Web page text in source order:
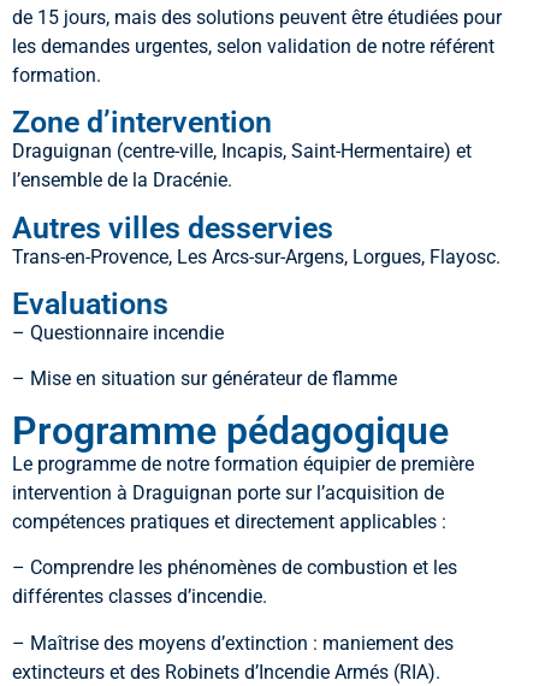
de 15 jours, mais des solutions peuvent être étudiées pour
les demandes urgentes, selon validation de notre référent
formation.
Zone d’intervention
Draguignan (centre-ville, Incapis, Saint-Hermentaire) et
l’ensemble de la Dracénie.
Autres villes desservies
Trans-en-Provence, Les Arcs-sur-Argens, Lorgues, Flayosc.
Evaluations
– Questionnaire incendie
– Mise en situation sur générateur de flamme
Programme pédagogique
Le programme de notre formation équipier de première
intervention à Draguignan porte sur l’acquisition de
compétences pratiques et directement applicables :
– Comprendre les phénomènes de combustion et les
différentes classes d’incendie.
– Maîtrise des moyens d’extinction : maniement des
extincteurs et des Robinets d’Incendie Armés (RIA).